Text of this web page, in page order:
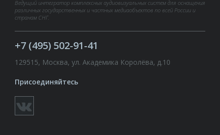
Ведущий интегратор комплексных аудиовизуальных систем для оснащения
различных государственных и частных медиаобъектов по всей России и
странам СНГ.
+7 (495) 502-91-41
129515, Москва, ул. Академика Королёва, д.10
Присоединяйтесь